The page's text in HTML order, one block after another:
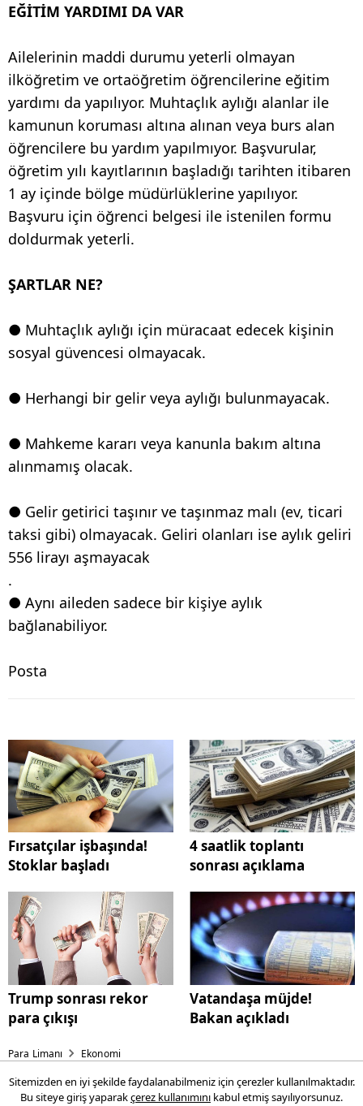
EĞİTİM YARDIMI DA VAR
Ailelerinin maddi durumu yeterli olmayan
ilköğretim ve ortaöğretim öğrencilerine eğitim
yardımı da yapılıyor. Muhtaçlık aylığı alanlar ile
kamunun koruması altına alınan veya burs alan
öğrencilere bu yardım yapılmıyor. Başvurular,
öğretim yılı kayıtlarının başladığı tarihten itibaren
1 ay içinde bölge müdürlüklerine yapılıyor.
Başvuru için öğrenci belgesi ile istenilen formu
doldurmak yeterli.
ŞARTLAR NE?
● Muhtaçlık aylığı için müracaat edecek kişinin
sosyal güvencesi olmayacak.
● Herhangi bir gelir veya aylığı bulunmayacak.
● Mahkeme kararı veya kanunla bakım altına
alınmamış olacak.
● Gelir getirici taşınır ve taşınmaz malı (ev, ticari
taksi gibi) olmayacak. Geliri olanları ise aylık geliri
556 lirayı aşmayacak
.
● Aynı aileden sadece bir kişiye aylık
bağlanabiliyor.
Posta
Fırsatçılar işbaşında!
Stoklar başladı
4 saatlik toplantı
sonrası açıklama
Trump sonrası rekor
para çıkışı
Vatandaşa müjde!
Bakan açıkladı
Para Limanı Ekonomi
Fırsatçılar işbaşında!
Sitemizden en iyi şekilde faydalanabilmeniz için çerezler kullanılmaktadır.
Bu siteye giriş yaparakçerez kullanımını kabul etmiş sayılıyorsunuz.